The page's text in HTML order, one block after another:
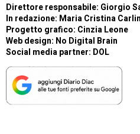
Direttore responsabile: Giorgio
In redazione: Maria Cristina
Progetto grafico: Cinzia Leone
Web design: No Digital Brain
Social media partner: DOL